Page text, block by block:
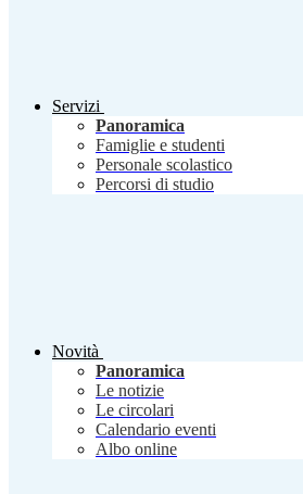
Servizi
Panoramica
Famiglie e studenti
Personale scolastico
Percorsi di studio
Novità
Panoramica
Le notizie
Le circolari
Calendario eventi
Albo online